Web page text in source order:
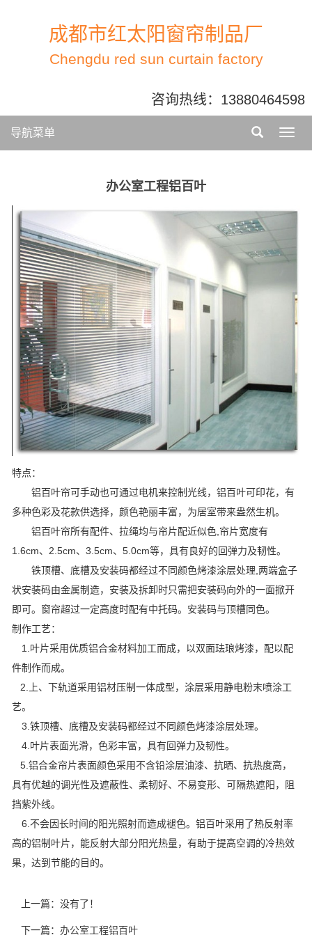
成都市红太阳窗帘制品厂
Chengdu red sun curtain factory
咨询热线： 13880464598
导航菜单
办公室工程铝百叶
特点：
铝百叶帘可手动也可通过电机来控制光线，铝百叶可印花，有
多种色彩及花款供选择，颜色艳丽丰富，为居室带来盎然生机。
铝百叶帘所有配件、拉绳均与帘片配近似色,帘片宽度有
1.6cm、2.5cm、3.5cm、5.0cm等，具有良好的回弹力及韧性。
铁顶槽、底槽及安装码都经过不同颜色烤漆涂层处理,两端盒子
状安装码由金属制造，安装及拆卸时只需把安装码向外的一面掀开
即可。窗帘超过一定高度时配有中托码。安装码与顶槽同色。
制作工艺：
1.叶片采用优质铝合金材料加工而成，以双面珐琅烤漆，配以配
件制作而成。
2.上、下轨道采用铝材压制一体成型，涂层采用静电粉末喷涂工
艺。
3.铁顶槽、底槽及安装码都经过不同颜色烤漆涂层处理。
4.叶片表面光滑，色彩丰富，具有回弹力及韧性。
5.铝合金帘片表面颜色采用不含铅涂层油漆、抗晒、抗热度高，
具有优越的调光性及遮蔽性、柔韧好、不易变形、可隔热遮阳，阻
挡紫外线。
6.不会因长时间的阳光照射而造成褪色。铝百叶采用了热反射率
高的铝制叶片，能反射大部分阳光热量，有助于提高空调的冷热效
果，达到节能的目的。
上一篇：没有了！
下一篇： 办公室工程铝百叶